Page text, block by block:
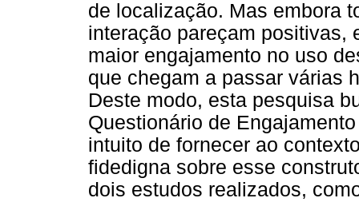
de localização. Mas embora
interação pareçam positivas,
maior engajamento no uso
que chegam a passar várias
Deste modo, esta pesquisa
Questionário de
intuito de fornecer ao
fidedigna sobre esse
dois estudos realizados,